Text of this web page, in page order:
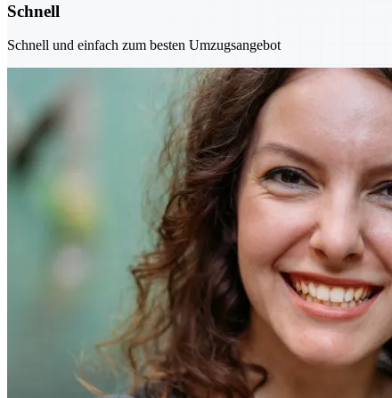
Schnell
Schnell und einfach zum besten Umzugsangebot